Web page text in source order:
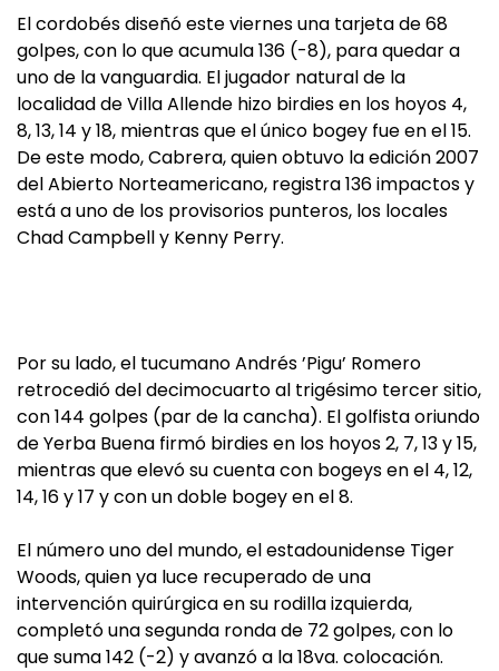
El cordobés diseñó este viernes una tarjeta de 68
golpes, con lo que acumula 136 (-8), para quedar a
uno de la vanguardia. El jugador natural de la
localidad de Villa Allende hizo birdies en los hoyos 4,
8, 13, 14 y 18, mientras que el único bogey fue en el 15.
De este modo, Cabrera, quien obtuvo la edición 2007
del Abierto Norteamericano, registra 136 impactos y
está a uno de los provisorios punteros, los locales
Chad Campbell y Kenny Perry.
Por su lado, el tucumano Andrés ’Pigu’ Romero
retrocedió del decimocuarto al trigésimo tercer sitio,
con 144 golpes (par de la cancha). El golfista oriundo
de Yerba Buena firmó birdies en los hoyos 2, 7, 13 y 15,
mientras que elevó su cuenta con bogeys en el 4, 12,
14, 16 y 17 y con un doble bogey en el 8.
El número uno del mundo, el estadounidense Tiger
Woods, quien ya luce recuperado de una
intervención quirúrgica en su rodilla izquierda,
completó una segunda ronda de 72 golpes, con lo
que suma 142 (-2) y avanzó a la 18va. colocación.